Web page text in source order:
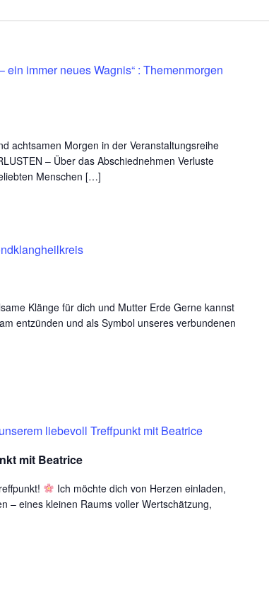
ein immer neues Wagnis“ : Themenmorgen
achtsamen Morgen in der Veranstaltungsreihe
– Über das Abschiednehmen Verluste
Menschen […]
Klänge für dich und Mutter Erde Gerne kannst
entzünden und als Symbol unseres verbundenen
mit Beatrice
liebevoll Treffpunkt mit Beatrice
Ich möchte dich von Herzen einladen,
– eines kleinen Raums voller Wertschätzung,